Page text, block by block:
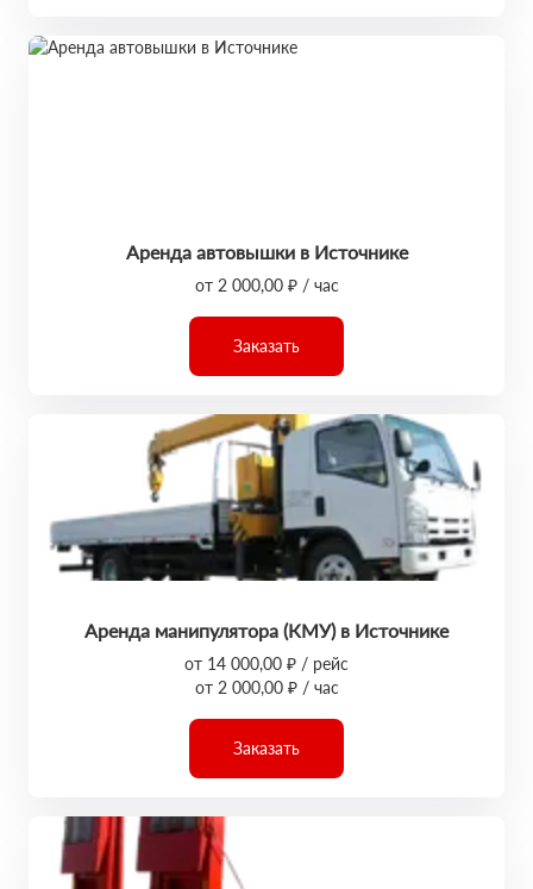
Аренда автовышки в Источнике
от 2 000,00 ₽ / час
Заказать
Аренда манипулятора (КМУ) в Источнике
от 14 000,00 ₽ / рейс
от 2 000,00 ₽ / час
Заказать